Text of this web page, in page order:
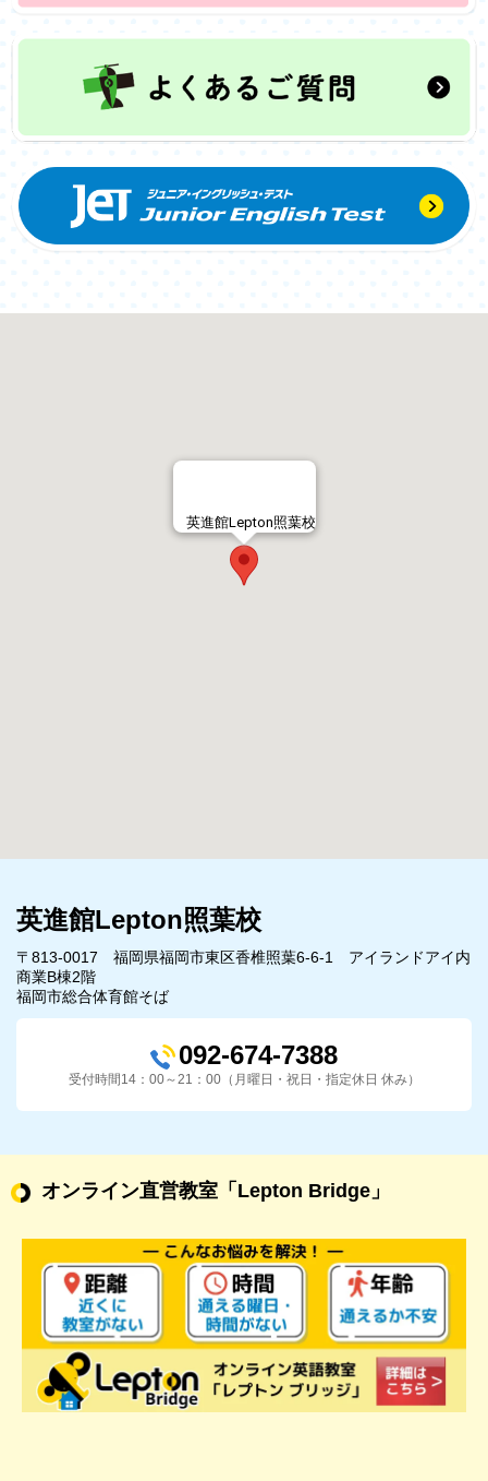
英進館Lepton照葉校
英進館Lepton照葉校
〒813-0017 福岡県福岡市東区香椎照葉6-6-1 アイランドアイ内
商業B棟2階
福岡市総合体育館そば
092-674-7388
受付時間14：00～21：00（月曜日・祝日・指定休日 休み）
オンライン直営教室 「Lepton Bridge」